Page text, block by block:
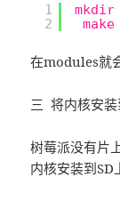
1
2
mkdir
make
在modules就
三 将内核安装
树莓派没有片
内核安装到SD